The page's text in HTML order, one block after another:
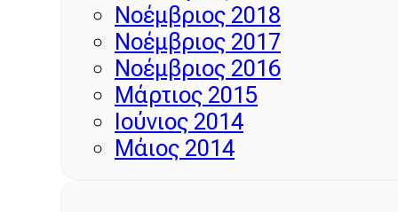
Νοέμβριος 2018
Νοέμβριος 2017
Νοέμβριος 2016
Μάρτιος 2015
Ιούνιος 2014
Μάιος 2014